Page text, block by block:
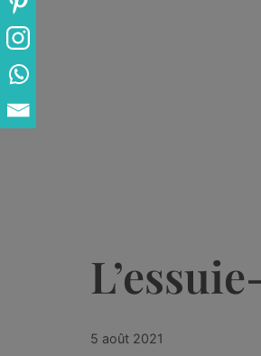
5 août 2021